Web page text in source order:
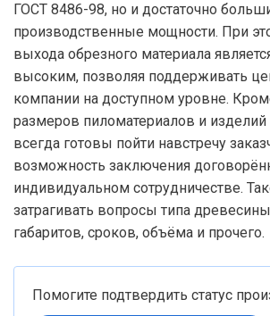
ГОСТ 8486-98, но и достаточно
производственные мощности. При
выхода обрезного материала
высоким, позволяя поддерживать
компании на доступном уровне.
размеров пиломатериалов и
всегда готовы пойти навстречу
возможность заключения
индивидуальном сотрудничестве.
затрагивать вопросы типа
габаритов, сроков, объёма и прочего.
Помогите подтвердить статус